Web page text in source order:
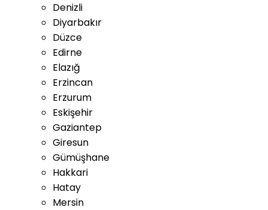
Denizli
Diyarbakır
Düzce
Edirne
Elazığ
Erzincan
Erzurum
Eskişehir
Gaziantep
Giresun
Gümüşhane
Hakkari
Hatay
Mersin